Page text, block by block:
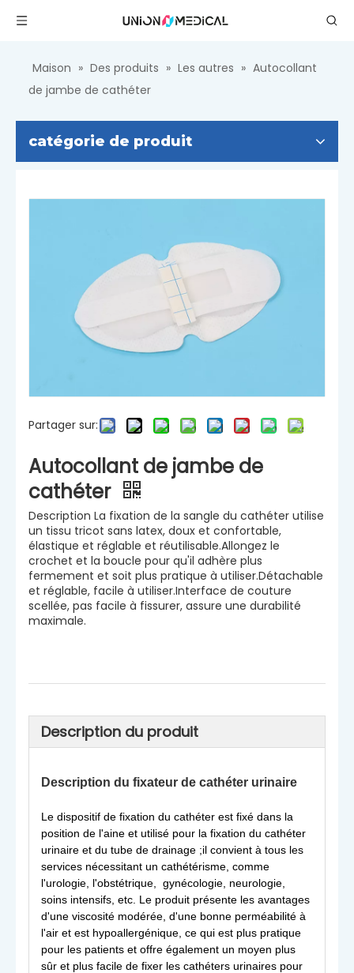
Maison » Des produits » Les autres » Autocollant
de jambe de cathéter
catégorie de produit
Partager sur:
Autocollant de jambe de
cathéter
Description La fixation de la sangle du cathéter utilise
un tissu tricot sans latex, doux et confortable,
élastique et réglable et réutilisable.Allongez le
crochet et la boucle pour qu'il adhère plus
fermement et soit plus pratique à utiliser.Détachable
et réglable, facile à utiliser.Interface de couture
scellée, pas facile à fissurer, assure une durabilité
maximale.
Description du produit
Description du fixateur de cathéter urinaire
Le dispositif de fixation du cathéter est fixé dans la
position de l'aine et utilisé pour la fixation du cathéter
urinaire et du tube de drainage ;il convient à tous les
services nécessitant un cathétérisme, comme
l'urologie, l'obstétrique, gynécologie, neurologie,
soins intensifs, etc. Le produit présente les avantages
d'une viscosité modérée, d'une bonne perméabilité à
l'air et est hypoallergénique, ce qui est plus pratique
pour les patients et offre également un moyen plus
sûr et plus facile de fixer les cathéters urinaires pour